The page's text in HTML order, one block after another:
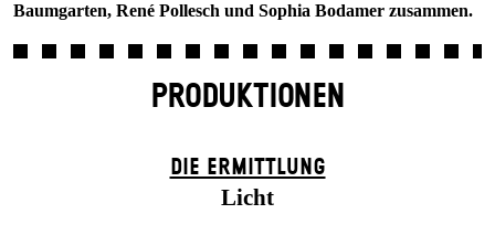
Baumgarten, René Pollesch und Sophia Bodamer zusammen.
PRODUKTIONEN
DIE ERMITTLUNG
Licht